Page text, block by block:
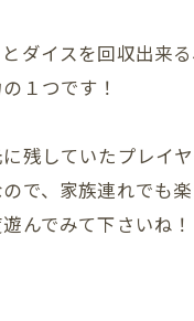
ダイスを回収出来
１つです！
残していたプレイ
で、家族連れでも楽
んでみて下さいね！